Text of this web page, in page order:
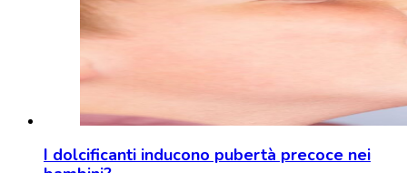
I dolcificanti inducono pubertà precoce nei